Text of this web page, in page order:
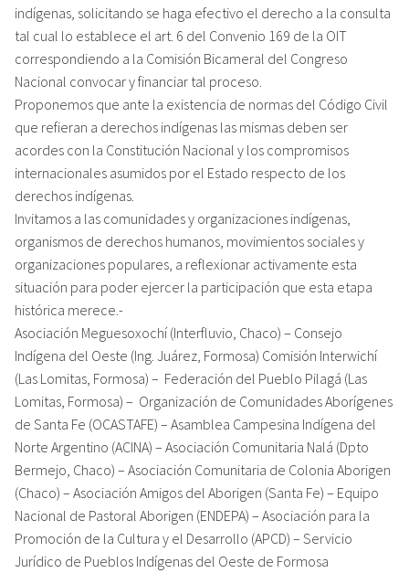
indígenas, solicitando se haga efectivo el derecho a la consulta
tal cual lo establece el art. 6 del Convenio 169 de la OIT
correspondiendo a la Comisión Bicameral del Congreso
Nacional convocar y financiar tal proceso.
Proponemos que ante la existencia de normas del Código Civil
que refieran a derechos indígenas las mismas deben ser
acordes con la Constitución Nacional y los compromisos
internacionales asumidos por el Estado respecto de los
derechos indígenas.
Invitamos a las comunidades y organizaciones indígenas,
organismos de derechos humanos, movimientos sociales y
organizaciones populares, a reflexionar activamente esta
situación para poder ejercer la participación que esta etapa
histórica merece.-
Asociación Meguesoxochí (Interfluvio, Chaco) – Consejo
Indígena del Oeste (Ing. Juárez, Formosa) Comisión Interwichí
(Las Lomitas, Formosa) – Federación del Pueblo Pilagá (Las
Lomitas, Formosa) – Organización de Comunidades Aborígenes
de Santa Fe (OCASTAFE) – Asamblea Campesina Indígena del
Norte Argentino (ACINA) – Asociación Comunitaria Nalá (Dpto
Bermejo, Chaco) – Asociación Comunitaria de Colonia Aborigen
(Chaco) – Asociación Amigos del Aborigen (Santa Fe) – Equipo
Nacional de Pastoral Aborigen (ENDEPA) – Asociación para la
Promoción de la Cultura y el Desarrollo (APCD) – Servicio
Jurídico de Pueblos Indígenas del Oeste de Formosa